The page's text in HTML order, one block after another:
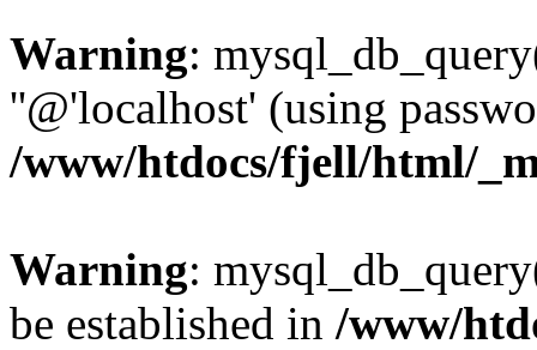
Warning:
''@'localhost' (using
/www/htdocs/fjell/html/
Warning:
be established in /www/